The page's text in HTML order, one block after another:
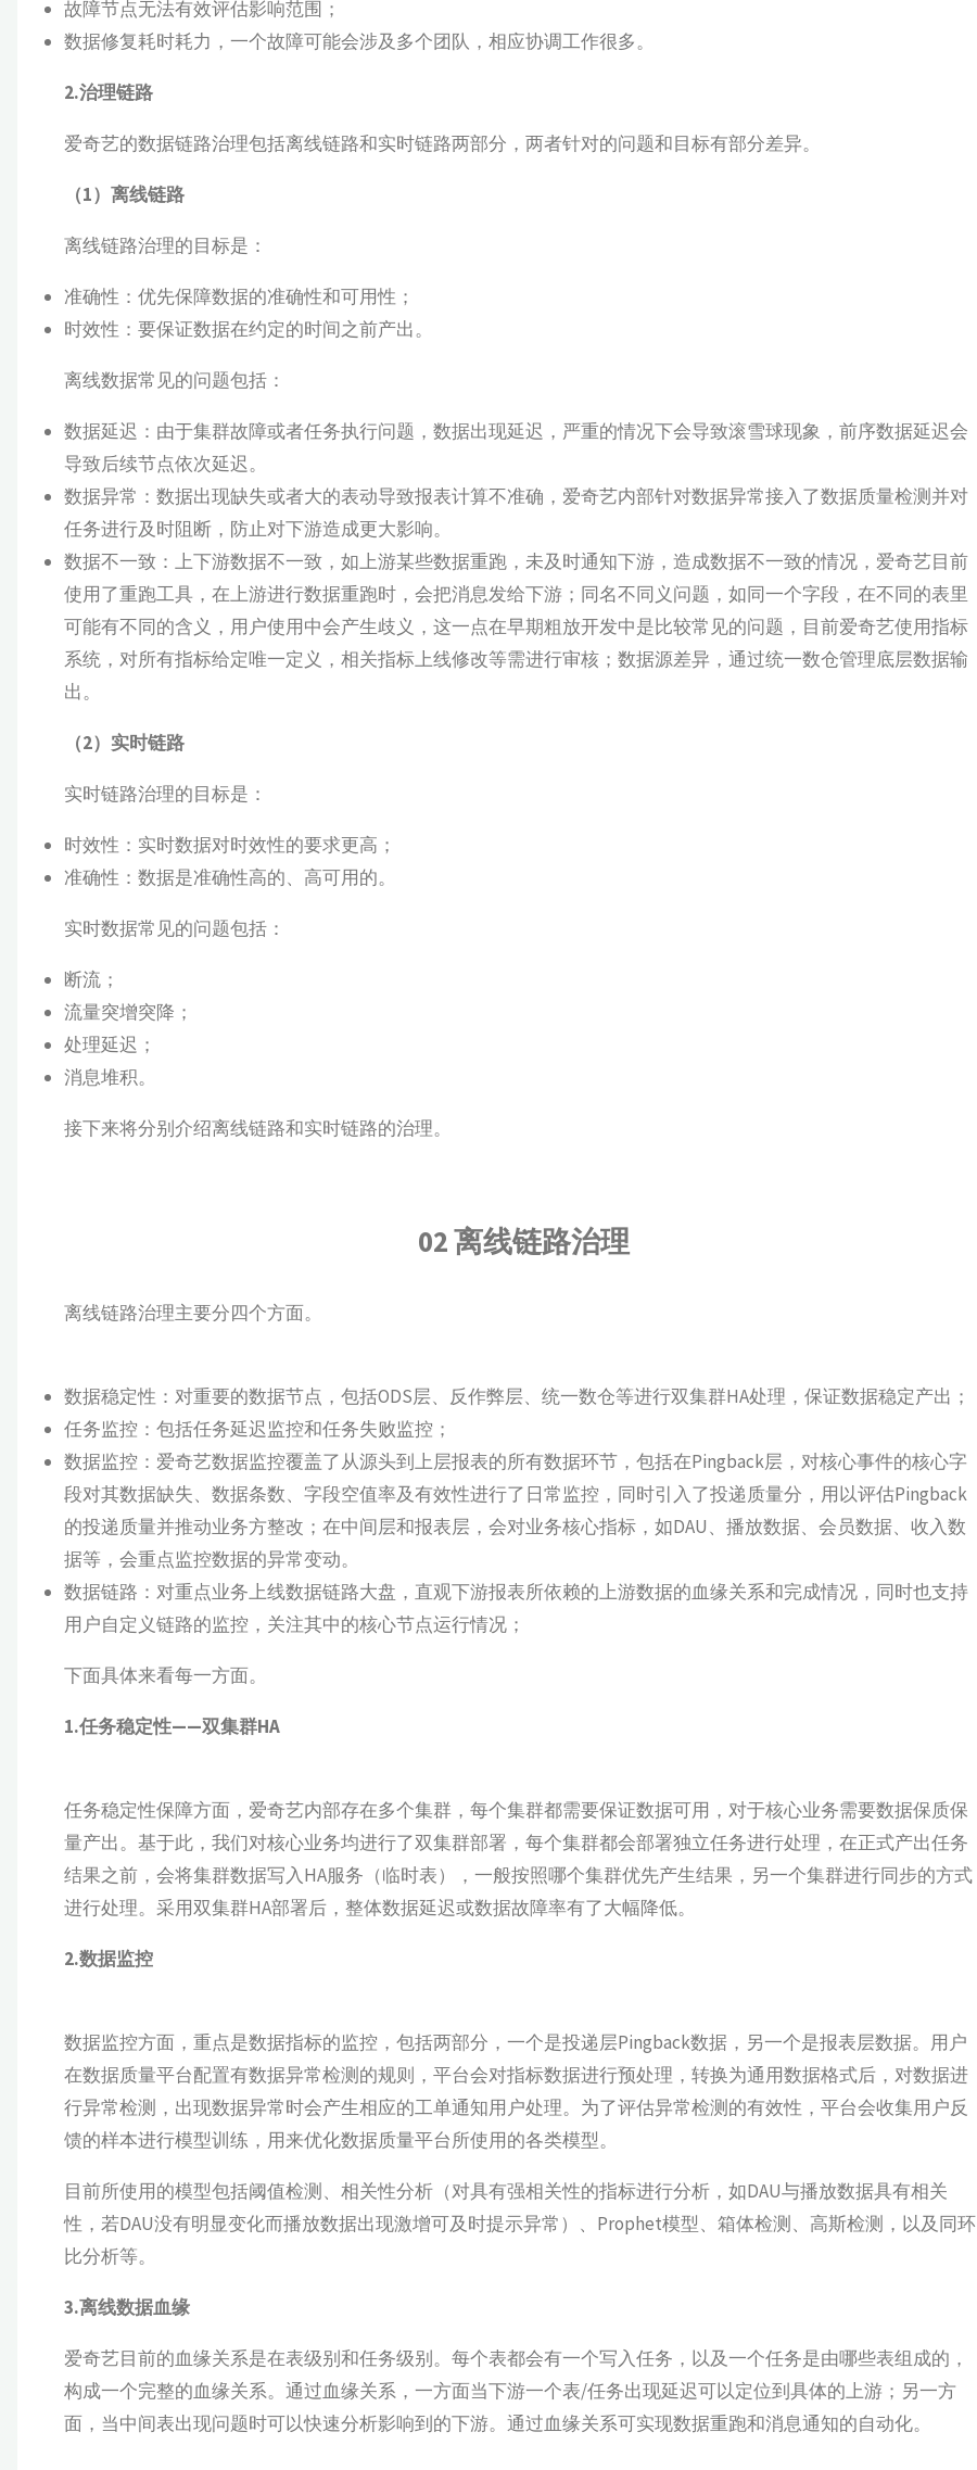
故障节点无法有效评估影响范围；
数据修复耗时耗力，一个故障可能会涉及多个团队，相应协调工作很多。
2.治理链路
爱奇艺的数据链路治理包括离线链路和实时链路两部分，两者针对的问题和目标有部分差异。
（1）离线链路
离线链路治理的目标是：
准确性：优先保障数据的准确性和可用性；
时效性：要保证数据在约定的时间之前产出。
离线数据常见的问题包括：
数据延迟：由于集群故障或者任务执行问题，数据出现延迟，严重的情况下会导致滚雪球现象，前序数据延迟会
导致后续节点依次延迟。
数据异常：数据出现缺失或者大的表动导致报表计算不准确，爱奇艺内部针对数据异常接入了数据质量检测并对
任务进行及时阻断，防止对下游造成更大影响。
数据不一致：上下游数据不一致，如上游某些数据重跑，未及时通知下游，造成数据不一致的情况，爱奇艺目前
使用了重跑工具，在上游进行数据重跑时，会把消息发给下游；同名不同义问题，如同一个字段，在不同的表里
可能有不同的含义，用户使用中会产生歧义，这一点在早期粗放开发中是比较常见的问题，目前爱奇艺使用指标
系统，对所有指标给定唯一定义，相关指标上线修改等需进行审核；数据源差异，通过统一数仓管理底层数据输
出。
（2）实时链路
实时链路治理的目标是：
时效性：实时数据对时效性的要求更高；
准确性：数据是准确性高的、高可用的。
实时数据常见的问题包括：
断流；
流量突增突降；
处理延迟；
消息堆积。
接下来将分别介绍离线链路和实时链路的治理。
02离线链路治理
离线链路治理主要分四个方面。
数据稳定性：对重要的数据节点，包括ODS层、反作弊层、统一数仓等进行双集群HA处理，保证数据稳定产出；
任务监控：包括任务延迟监控和任务失败监控；
数据监控：爱奇艺数据监控覆盖了从源头到上层报表的所有数据环节，包括在Pingback层，对核心事件的核心字
段对其数据缺失、数据条数、字段空值率及有效性进行了日常监控，同时引入了投递质量分，用以评估Pingback
的投递质量并推动业务方整改；在中间层和报表层，会对业务核心指标，如DAU、播放数据、会员数据、收入数
据等，会重点监控数据的异常变动。
数据链路：对重点业务上线数据链路大盘，直观下游报表所依赖的上游数据的血缘关系和完成情况，同时也支持
用户自定义链路的监控，关注其中的核心节点运行情况；
下面具体来看每一方面。
1.任务稳定性——双集群HA
任务稳定性保障方面，爱奇艺内部存在多个集群，每个集群都需要保证数据可用，对于核心业务需要数据保质保
量产出。基于此，我们对核心业务均进行了双集群部署，每个集群都会部署独立任务进行处理，在正式产出任务
结果之前，会将集群数据写入HA服务（临时表），一般按照哪个集群优先产生结果，另一个集群进行同步的方式
进行处理。采用双集群HA部署后，整体数据延迟或数据故障率有了大幅降低。
2.数据监控
数据监控方面，重点是数据指标的监控，包括两部分，一个是投递层Pingback数据，另一个是报表层数据。用户
在数据质量平台配置有数据异常检测的规则，平台会对指标数据进行预处理，转换为通用数据格式后，对数据进
行异常检测，出现数据异常时会产生相应的工单通知用户处理。为了评估异常检测的有效性，平台会收集用户反
馈的样本进行模型训练，用来优化数据质量平台所使用的各类模型。
目前所使用的模型包括阈值检测、相关性分析（对具有强相关性的指标进行分析，如DAU与播放数据具有相关
性，若DAU没有明显变化而播放数据出现激增可及时提示异常）、Prophet模型、箱体检测、高斯检测，以及同环
比分析等。
3.离线数据血缘
爱奇艺目前的血缘关系是在表级别和任务级别。每个表都会有一个写入任务，以及一个任务是由哪些表组成的，
构成一个完整的血缘关系。通过血缘关系，一方面当下游一个表/任务出现延迟可以定位到具体的上游；另一方
面，当中间表出现问题时可以快速分析影响到的下游。通过血缘关系可实现数据重跑和消息通知的自动化。